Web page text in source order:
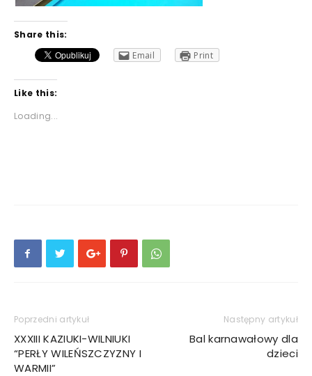
Share this:
Email
Print
Like this:
Loading...
Poprzedni artykuł
XXXIII KAZIUKI-WILNIUKI
“PERŁY WILEŃSZCZYZNY I
WARMII”
Następny artykuł
Bal karnawałowy dla
dzieci